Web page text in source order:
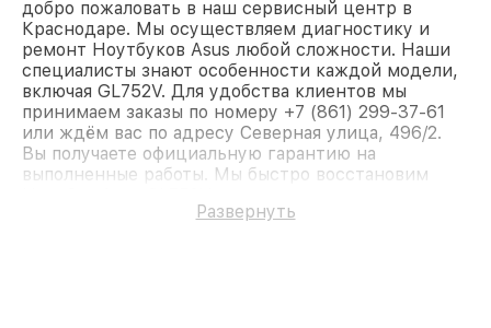
добро пожаловать в наш сервисный центр в
Краснодаре. Мы осуществляем диагностику и
ремонт Ноутбуков Asus любой сложности. Наши
специалисты знают особенности каждой модели,
включая GL752V. Для удобства клиентов мы
принимаем заказы по номеру +7 (861) 299-37-61
или ждём вас по адресу Северная улица, 496/2.
Вы получаете официальную гарантию на
выполненные работы. Мы быстро восстановим
Развернуть